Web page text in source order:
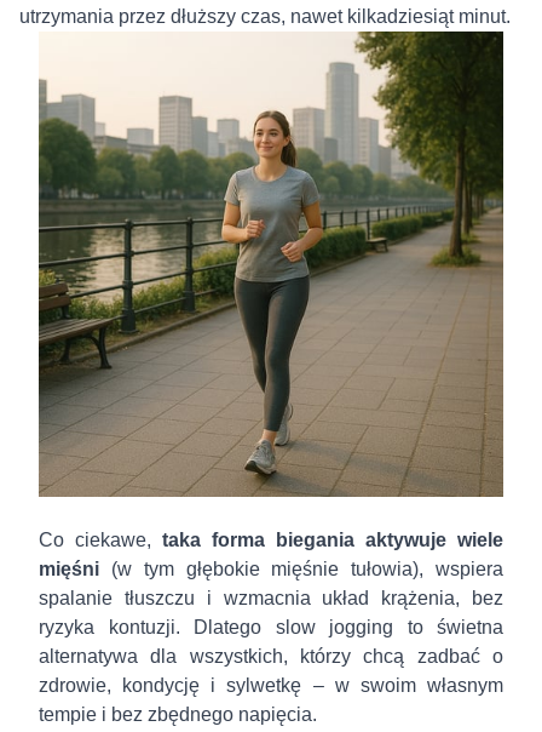
utrzymania przez dłuższy czas, nawet kilkadziesiąt minut.
Co ciekawe, taka forma biegania aktywuje wiele
mięśni (w tym głębokie mięśnie tułowia), wspiera
spalanie tłuszczu i wzmacnia układ krążenia, bez
ryzyka kontuzji. Dlatego slow jogging to świetna
alternatywa dla wszystkich, którzy chcą zadbać o
zdrowie, kondycję i sylwetkę – w swoim własnym
tempie i bez zbędnego napięcia.